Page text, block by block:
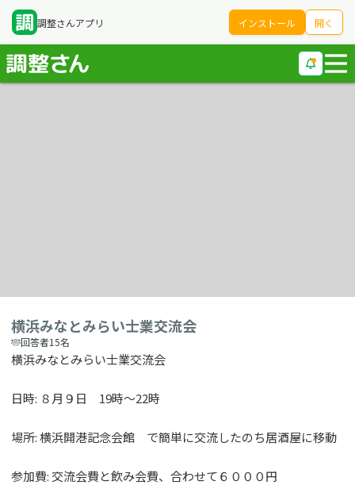
調整さんアプリ インストール 開く
横浜みなとみらい士業交流会
回答者15名
横浜みなとみらい士業交流会
日時: ８月９日 19時～22時
場所: 横浜開港記念会館 で簡単に交流したのち居酒屋に移動
参加費: 交流会費と飲み会費、合わせて６０００円